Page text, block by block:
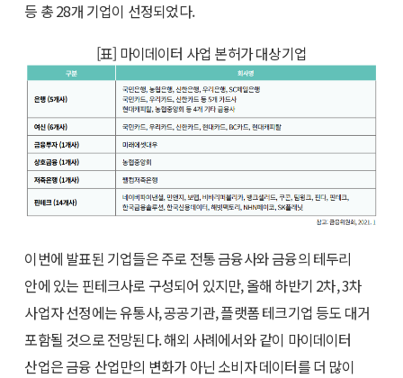
등 총 28개 기업이 선정되었다.
[표] 마이데이터 사업 본허가 대상기업
이번에 발표된 기업들은 주로 전통 금융사와 금융의 테두리
안에 있는 핀테크사로 구성되어 있지만, 올해 하반기 2차, 3차
사업자 선정에는 유통사, 공공기관, 플랫폼 테크기업 등도 대거
포함될 것으로 전망된다. 해외 사례에서와 같이 마이데이터
산업은 금융 산업만의 변화가 아닌 소비자 데이터를 더 많이